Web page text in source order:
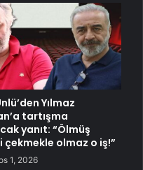
Yılmaz
tartışma
yanıt: “Ölmüş
çekmekle olmaz o iş!”
1, 2026